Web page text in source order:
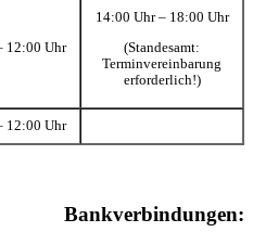
12:00 Uhr
14:00 Uhr – 18:00 Uhr
(Standesamt:
Terminvereinbarung
erforderlich!)
12:00 Uhr
Bankverbindungen: